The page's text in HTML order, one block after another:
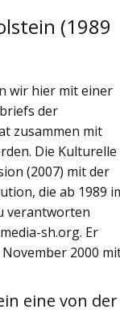
(1989
wir hier mit einer
der
zusammen mit
Die Kulturelle
(2007) mit der
die ab 1989
verantworten
sh.org. Er
2000
eine von der